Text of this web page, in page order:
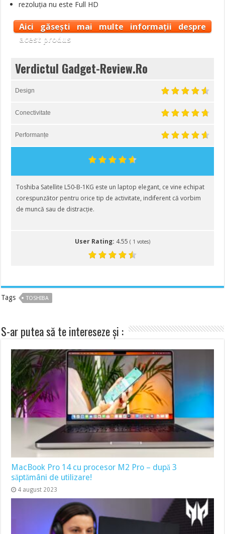
rezoluția nu este Full HD
Aici găsești mai multe informații despre
acest produs
Verdictul Gadget-Review.Ro
Design
Conectivitate
Performanțe
Toshiba Satellite L50-B-1KG este un laptop elegant, ce vine echipat
corespunzător pentru orice tip de activitate, indiferent că vorbim
de muncă sau de distracție.
User Rating: 4.55 ( 1 votes)
Tags TOSHIBA
S-ar putea să te intereseze și :
MacBook Pro 14 cu procesor M2 Pro – după 3
săptămâni de utilizare!
4 august 2023